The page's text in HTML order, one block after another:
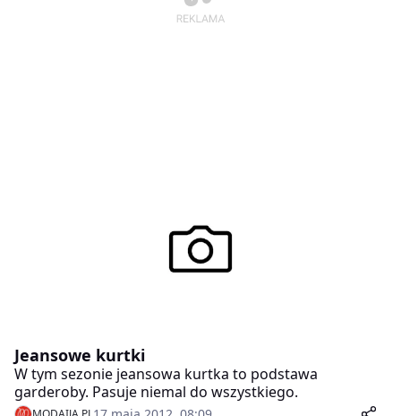
Jeansowe kurtki
W tym sezonie jeansowa kurtka to podstawa
garderoby. Pasuje niemal do wszystkiego.